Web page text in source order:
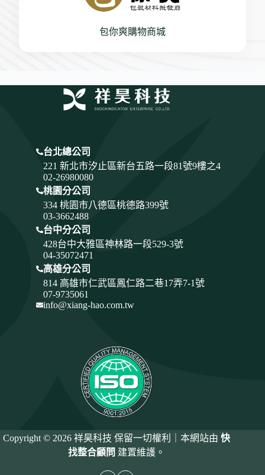
包你爽購物商城
台北總公司
221 新北市汐止區新台五路一段81號9樓之4
02-26980080
桃園分公司
334 桃園市八德區桃德路399號
03-3662488
台中分公司
428台中大雅區神林路一段529-3號
04-35072471
高雄分公司
814 高雄市仁武區鳳仁路二巷17弄7-1號
07-9735061
info@xiang-hao.com.tw
Copyright © 2026 祥昊科技 保留一切權利｜本網站由快
找整合顧問 建置維護。